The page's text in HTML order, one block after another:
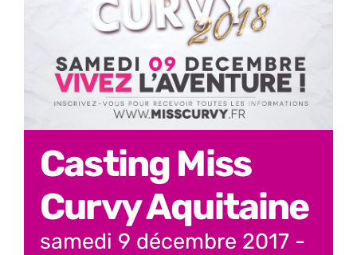
Casting Miss
Curvy Aquitaine
samedi 9 décembre 2017 -